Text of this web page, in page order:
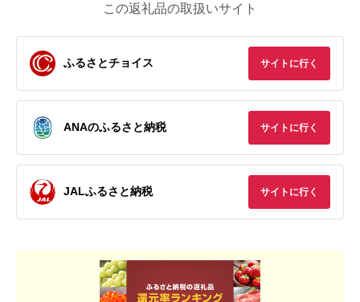
この返礼品の取扱いサイト
ふるさとチョイス サイトに行く
ANAのふるさと納税 サイトに行く
JALふるさと納税 サイトに行く